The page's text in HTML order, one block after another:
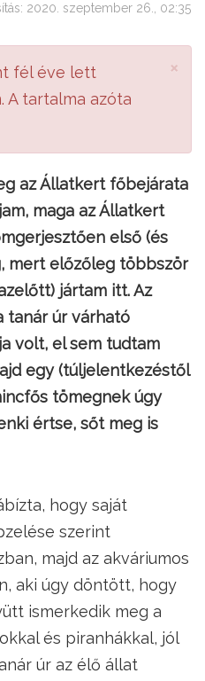
2020. szeptember 26., 02:35
×
fél éve lett
A tartalma azóta
az Állatkert főbejárata
maga az Állatkert
első (és
mert előzőleg többször
jártam itt. Az
tanár úr várható
volt, el sem tudtam
egy (túljelentkezéstől
tömegnek úgy
értse, sőt meg is
hogy saját
szerint
majd az akváriumos
aki úgy döntött, hogy
ismerkedik meg a
és piranhákkal, jól
úr az élő állat